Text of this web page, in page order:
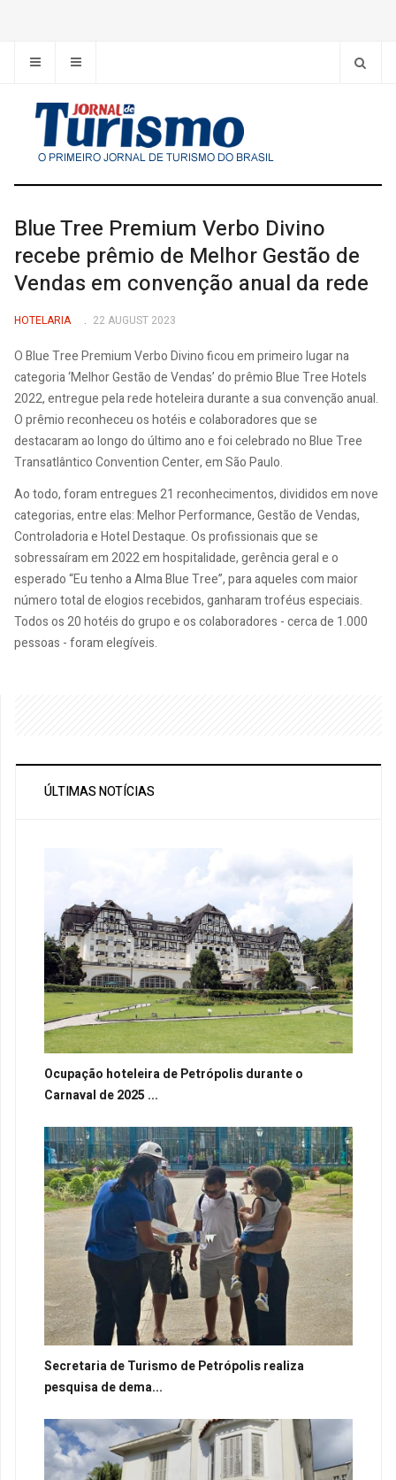
Blue Tree Premium Verbo Divino
recebe prêmio de Melhor Gestão de
Vendas em convenção anual da rede
HOTELARIA 22 AUGUST 2023
O Blue Tree Premium Verbo Divino ficou em primeiro lugar na
categoria ‘Melhor Gestão de Vendas’ do prêmio Blue Tree Hotels
2022, entregue pela rede hoteleira durante a sua convenção anual.
O prêmio reconheceu os hotéis e colaboradores que se
destacaram ao longo do último ano e foi celebrado no Blue Tree
Transatlântico Convention Center, em São Paulo.
Ao todo, foram entregues 21 reconhecimentos, divididos em nove
categorias, entre elas: Melhor Performance, Gestão de Vendas,
Controladoria e Hotel Destaque. Os profissionais que se
sobressaíram em 2022 em hospitalidade, gerência geral e o
esperado “Eu tenho a Alma Blue Tree”, para aqueles com maior
número total de elogios recebidos, ganharam troféus especiais.
Todos os 20 hotéis do grupo e os colaboradores - cerca de 1.000
pessoas - foram elegíveis.
ÚLTIMAS NOTÍCIAS
Ocupação hoteleira de Petrópolis durante o
Carnaval de 2025 ...
Secretaria de Turismo de Petrópolis realiza
pesquisa de dema...